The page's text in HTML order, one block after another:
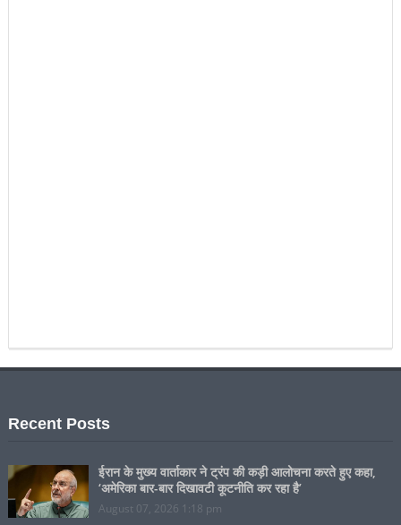
Recent Posts
ईरान के मुख्य वार्ताकार ने ट्रंप की कड़ी आलोचना करते हुए कहा,
‘अमेरिका बार-बार दिखावटी कूटनीति कर रहा है’
August 07, 2026 1:18 pm